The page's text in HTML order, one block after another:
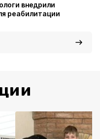
внедрили
реабилитации